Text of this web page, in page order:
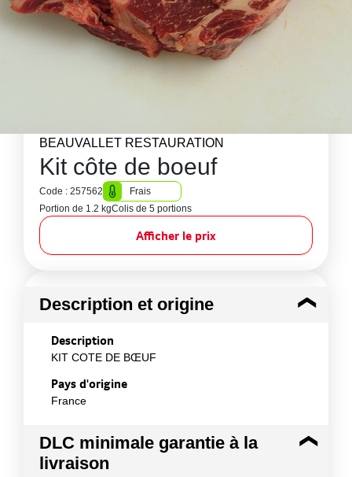
BEAUVALLET RESTAURATION
Kit côte de boeuf
Code : 257562
Frais
Portion de 1.2 kgColis de 5 portions
Afficher le prix
Description et origine
Description
KIT COTE DE BŒUF
Pays d'origine
France
DLC minimale garantie à la
livraison